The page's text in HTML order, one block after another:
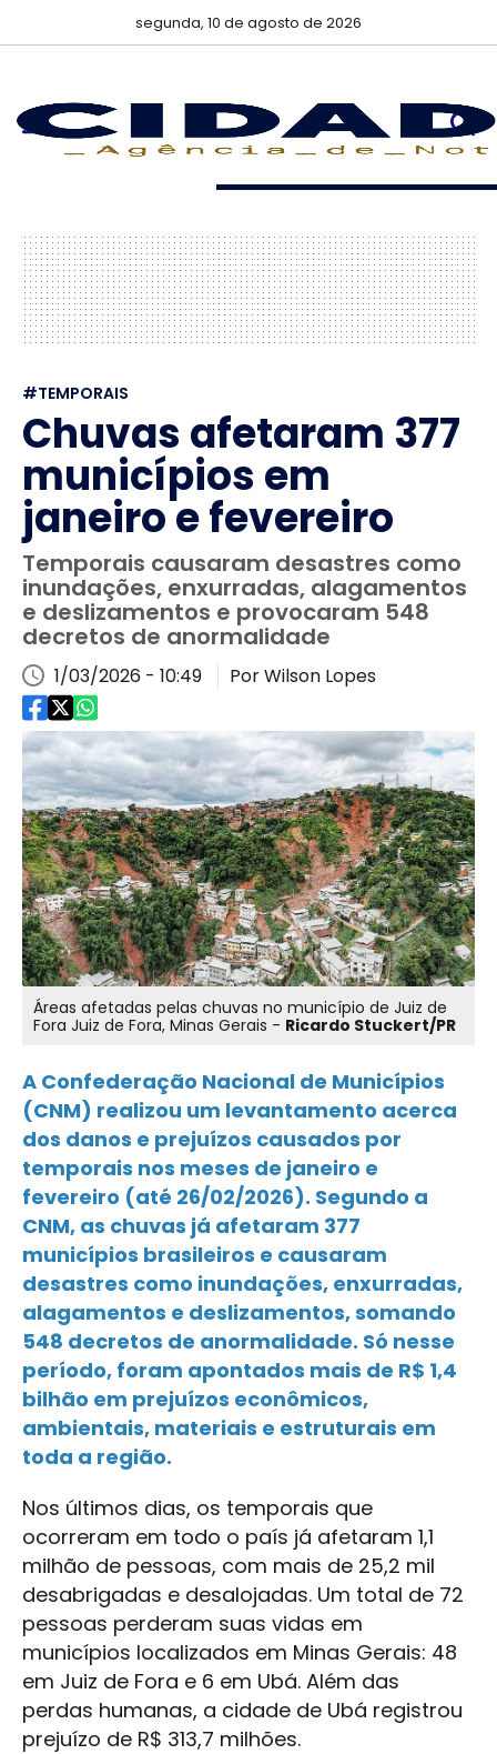
segunda, 10 de agosto de 2026
#TEMPORAIS
Chuvas afetaram 377
municípios em
janeiro e fevereiro
Temporais causaram desastres como
inundações, enxurradas, alagamentos
e deslizamentos e provocaram 548
decretos de anormalidade
1/03/2026 - 10:49 Por Wilson Lopes
Áreas afetadas pelas chuvas no município de Juiz de
Fora Juiz de Fora, Minas Gerais - Ricardo Stuckert/PR
A Confederação Nacional de Municípios
(CNM) realizou um levantamento acerca
dos danos e prejuízos causados por
temporais nos meses de janeiro e
fevereiro (até 26/02/2026). Segundo a
CNM, as chuvas já afetaram 377
municípios brasileiros e causaram
desastres como inundações, enxurradas,
alagamentos e deslizamentos, somando
548 decretos de anormalidade. Só nesse
período, foram apontados mais de R$ 1,4
bilhão em prejuízos econômicos,
ambientais, materiais e estruturais em
toda a região.
Nos últimos dias, os temporais que
ocorreram em todo o país já afetaram 1,1
milhão de pessoas, com mais de 25,2 mil
desabrigadas e desalojadas. Um total de 72
pessoas perderam suas vidas em
municípios localizados em Minas Gerais: 48
em Juiz de Fora e 6 em Ubá. Além das
perdas humanas, a cidade de Ubá registrou
prejuízo de R$ 313,7 milhões.